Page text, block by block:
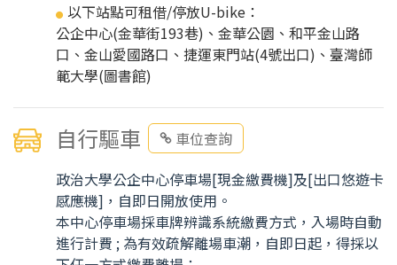
● 以下站點可租借/停放U-bike：
公企中心(金華街193巷)、金華公園、和平金山路
口、金山愛國路口、捷運東門站(4號出口)、臺灣師
範大學(圖書館)
自行驅車
車位查詢
政治大學公企中心停車場[現金繳費機]及[出口悠遊卡
感應機]，自即日開放使用。
本中心停車場採車牌辨識系統繳費方式，入場時自動
進行計費 ; 為有效疏解離場車潮，自即日起，得採以